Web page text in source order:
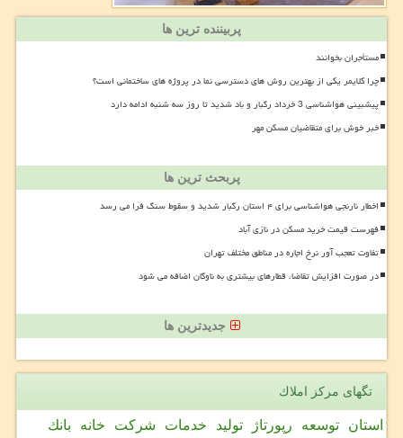
پربیننده ترین ها
مستأجران بخوانند
چرا کلایمر یکی از بهترین روش های دسترسی نما در پروژه های ساختمانی است؟
پیشبینی هواشناسی 3 خرداد رگبار و باد شدید تا روز سه شنبه ادامه دارد
خبر خوش برای متقاضیان مسکن مهر
پربحث ترین ها
اخطار نارنجی هواشناسی برای ۴ استان رگبار شدید و سقوط سنگ فرا می رسد
فهرست قیمت خرید مسکن در نازی آباد
تفاوت تعجب آور نرخ اجاره در مناطق مختلف تهران
در صورت افزایش تقاضا، قطارهای بیشتری به ناوگان اضافه می شود
جدیدترین ها
تگهای مركز املاك
استان توسعه رپورتاژ تولید خدمات شركت خانه بانك